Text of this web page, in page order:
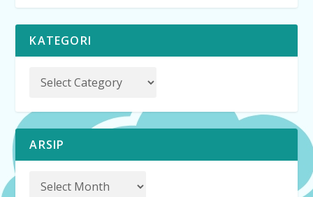
KATEGORI
ARSIP